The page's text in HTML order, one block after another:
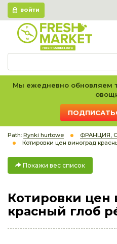
ВОЙТИ
Мы ежедневно обновляем
Path: Rynki hurtowe
ФРАНЦИЯ,
Котировки цен виноград
Покажи вес список
Котировки цен
красный глоб